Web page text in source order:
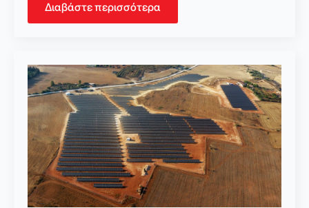
Διαβάστε περισσότερα